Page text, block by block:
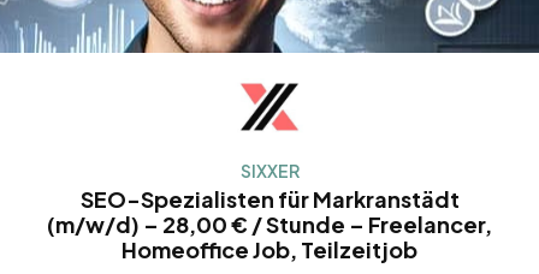
SIXXER
SEO-Spezialisten für Markranstädt
(m/w/d) – 28,00 € / Stunde – Freelancer,
Homeoffice Job, Teilzeitjob